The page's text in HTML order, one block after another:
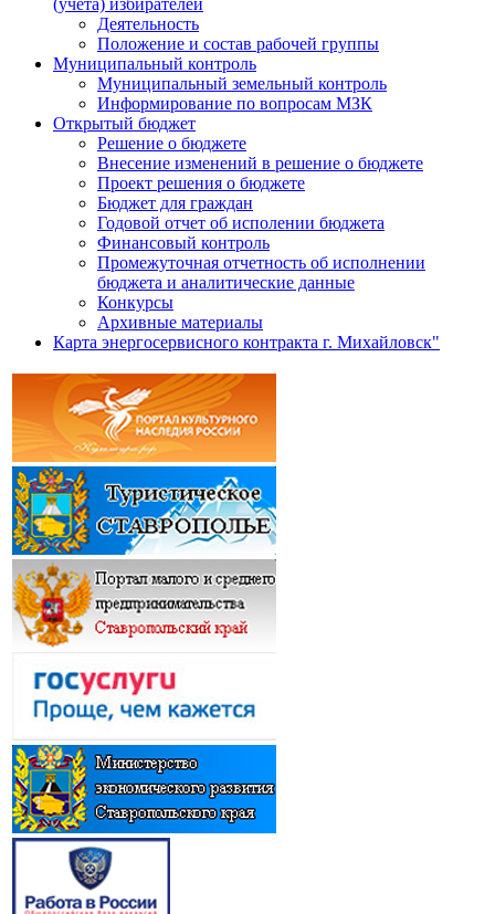
(учёта) избирателей
Деятельность
Положение и состав рабочей группы
Муниципальный контроль
Муниципальный земельный контроль
Информирование по вопросам МЗК
Открытый бюджет
Решение о бюджете
Внесение изменений в решение о бюджете
Проект решения о бюджете
Бюджет для граждан
Годовой отчет об исполении бюджета
Финансовый контроль
Промежуточная отчетность об исполнении
бюджета и аналитические данные
Конкурсы
Архивные материалы
Карта энергосервисного контракта г. Михайловск"